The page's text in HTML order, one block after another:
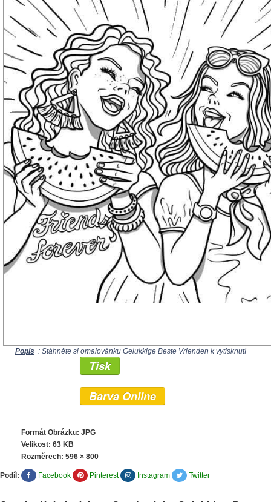
Popis : Stáhněte si omalovánku Gelukkige Beste Vrienden k vytisknutí
Tisk
Barva Online
Formát Obrázku: JPG
Velikost: 63 KB
Rozměrech: 596 × 800
Podíl: Facebook Pinterest Instagram Twitter